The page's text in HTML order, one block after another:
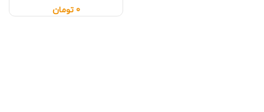
0 تومان